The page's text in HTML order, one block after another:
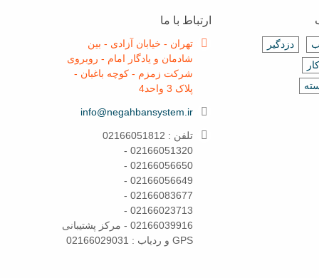
دزدگیر
ارتباط با ما
تهران - خیابان آزادی - بین
شادمان و یادگار امام - روبروی
شرکت زمزم - کوچه باغبان -
پلاک 3 واحد4
info@negahbansystem.ir
تلفن : 02166051812
02166051320 -
02166056650 -
02166056649 -
02166083677 -
02166023713 -
02166039916 - مرکز پشتیبانی
GPS و ردیاب : 02166029031